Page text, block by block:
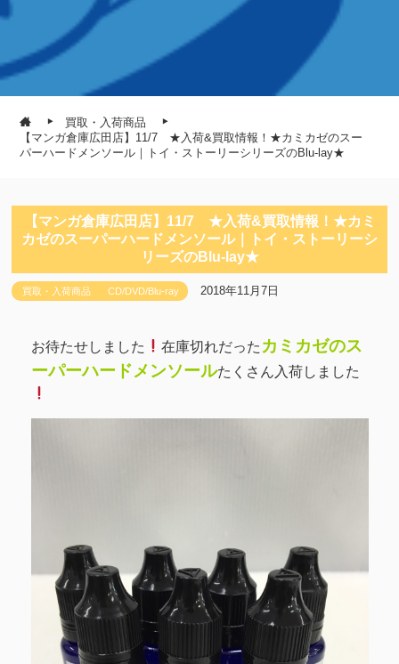
買取・入荷商品
【マンガ倉庫広田店】11/7 ★入荷&買取情報！★カミカゼのスー
パーハードメンソール｜トイ・ストーリーシリーズのBlu-lay★
【マンガ倉庫広田店】11/7 ★入荷&買取情報！★カミ
カゼのスーパーハードメンソール｜トイ・ストーリーシ
リーズのBlu-lay★
買取・入荷商品 CD/DVD/Blu-ray 2018年11月7日
お待たせしました 在庫切れだった カミカゼのス
ーパーハードメンソールたくさん入荷しました